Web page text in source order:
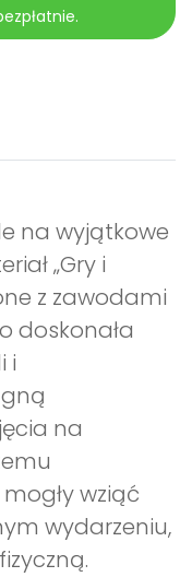
na wyjątkowe
„Gry i
z zawodami
doskonała
i
na
wziąć
wydarzeniu,